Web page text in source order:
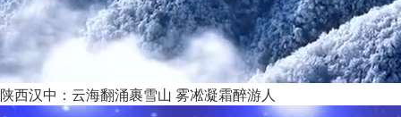
陕西汉中：云海翻涌裹雪山 雾凇凝霜醉游人